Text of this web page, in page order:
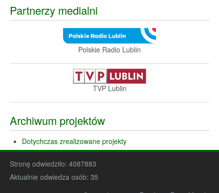
Partnerzy medialni
Polskie Radio Lublin
TVP Lublin
Archiwum projektów
Dotychczas zrealizowane projekty
Stronę odwiedziło: 4087883
Aktualnie odwiedza osób: 35